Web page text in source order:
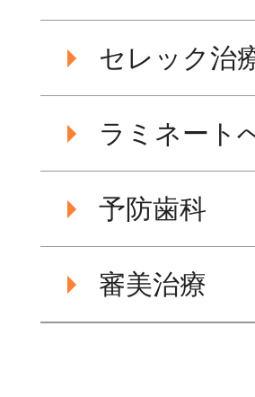
セレック治
ラミネート
予防歯科
審美治療